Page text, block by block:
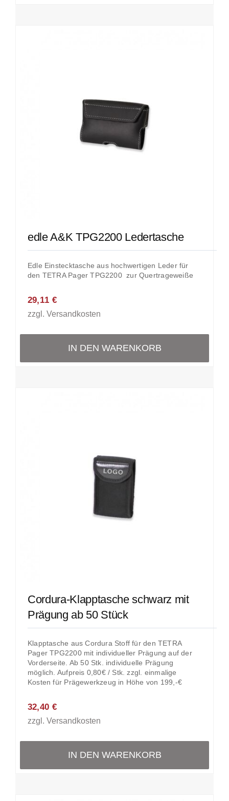
edle A&K TPG2200 Ledertasche
Edle Einstecktasche aus hochwertigen Leder für
den TETRA Pager TPG2200 zur Quertrageweiße
29,11 €
zzgl. Versandkosten
IN DEN WARENKORB
Cordura-Klapptasche schwarz mit
Prägung ab 50 Stück
Klapptasche aus Cordura Stoff für den TETRA
Pager TPG2200 mit individueller Prägung auf der
Vorderseite. Ab 50 Stk. individuelle Prägung
möglich. Aufpreis 0,80€ / Stk. zzgl. einmalige
Kosten für Prägewerkzeug in Höhe von 199,-€
32,40 €
zzgl. Versandkosten
IN DEN WARENKORB